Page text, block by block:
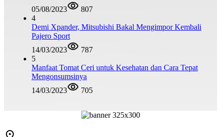
05/08/2023
807
4
Demi Xpander, Mitsubishi Bakal Mengimpor Kembali
Pajero Sport
14/03/2023
787
5
Manfaat Tomat Ceri untuk Kesehatan dan Cara Tepat
Mengonsumsinya
14/03/2023
705